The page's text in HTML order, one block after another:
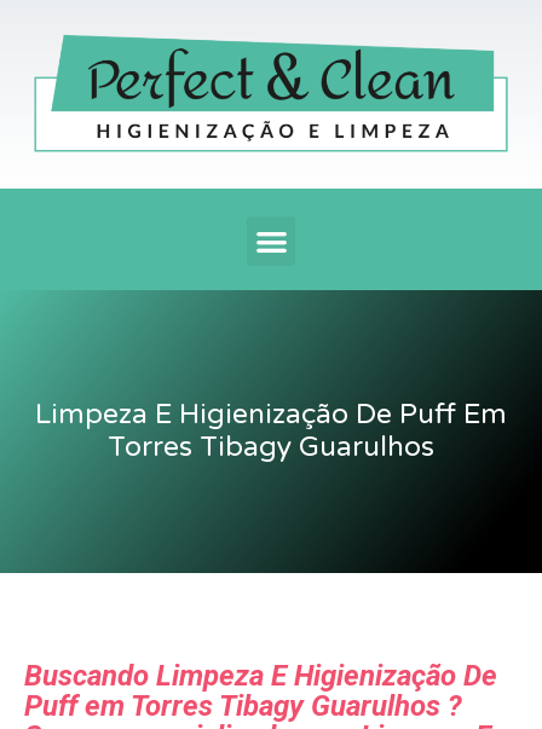
conteúdo
Menu
Limpeza E Higienização De Puff Em
Torres Tibagy Guarulhos
Buscando Limpeza E Higienização De
Puff em Torres Tibagy Guarulhos ?